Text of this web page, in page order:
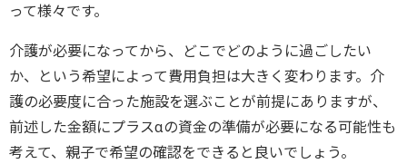
って様々です。
介護が必要になってから、どこでどのように過ごしたい
か、という希望によって費用負担は大きく変わります。介
護の必要度に合った施設を選ぶことが前提にありますが、
前述した金額にプラスαの資金の準備が必要になる可能性も
考えて、親子で希望の確認をできると良いでしょう。